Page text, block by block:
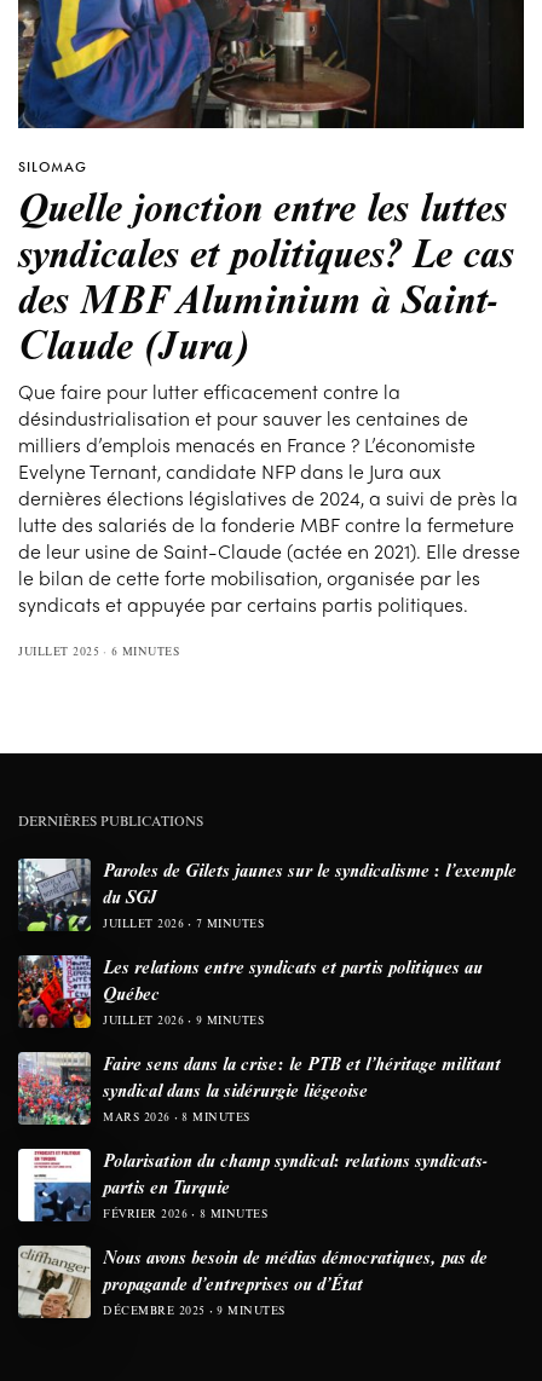
SILOMAG
Quelle jonction entre les luttes
syndicales et politiques? Le cas
des MBF Aluminium à Saint-
Claude (Jura)
Que faire pour lutter efficacement contre la
désindustrialisation et pour sauver les centaines de
milliers d’emplois menacés en France ? L’économiste
Evelyne Ternant, candidate NFP dans le Jura aux
dernières élections législatives de 2024, a suivi de près la
lutte des salariés de la fonderie MBF contre la fermeture
de leur usine de Saint-Claude (actée en 2021). Elle dresse
le bilan de cette forte mobilisation, organisée par les
syndicats et appuyée par certains partis politiques.
JUILLET 2025 6 MINUTES
DERNIÈRES PUBLICATIONS
Paroles de Gilets jaunes sur le syndicalisme : l’exemple
du SGJ
JUILLET 2026 7 MINUTES
Les relations entre syndicats et partis politiques au
Québec
JUILLET 2026 9 MINUTES
Faire sens dans la crise: le PTB et l’héritage militant
syndical dans la sidérurgie liégeoise
MARS 2026 8 MINUTES
Polarisation du champ syndical: relations syndicats-
partis en Turquie
FÉVRIER 2026 8 MINUTES
Nous avons besoin de médias démocratiques, pas de
propagande d’entreprises ou d’État
DÉCEMBRE 2025 9 MINUTES